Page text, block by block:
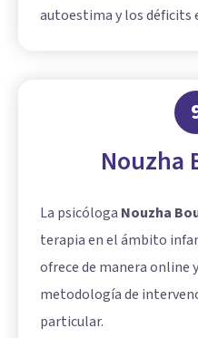
autoestima y los déficits
Nouzha
La psicóloga Nouzha
terapia en el ámbito
ofrece de manera online
metodología de
particular.